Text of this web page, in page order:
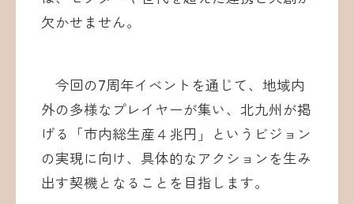
欠かせません。
今回の7周年イベントを通じて、地域内
外の多様なプレイヤーが集い、北九州が掲
げる「市内総生産４兆円」というビジョン
の実現に向け、具体的なアクションを生み
出す契機となることを目指します。